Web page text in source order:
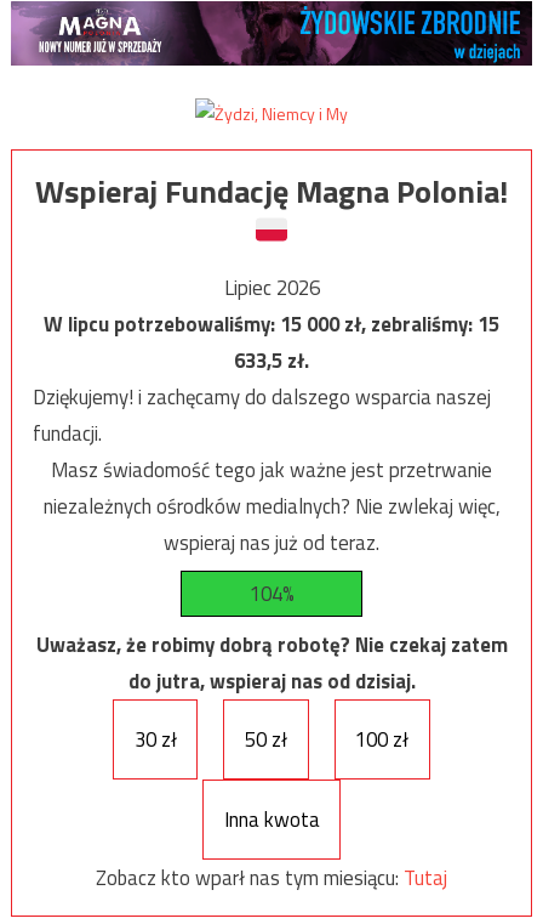
Wspieraj Fundację Magna Polonia!
Lipiec 2026
W lipcu potrzebowaliśmy:15 000zł, zebraliśmy:15
633,5zł.
Dziękujemy! i zachęcamy do dalszego wsparcia naszej
fundacji.
Masz świadomość tego jak ważne jest przetrwanie
niezależnych ośrodków medialnych? Nie zwlekaj więc,
wspieraj nas już od teraz.
104%
Uważasz, że robimy dobrą robotę? Nie czekaj zatem
do jutra, wspieraj nas od dzisiaj.
30 zł
50 zł 100 zł
Inna kwota
Zobacz kto wparł nas tym miesiącu: Tutaj